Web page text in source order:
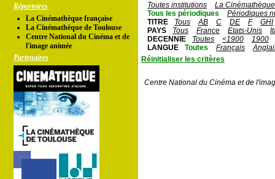
Répertoires
La Cinémathèque française
La Cinémathèque de Toulouse
Centre National du Cinéma et de
l'image animée
Partenaires
Toutes institutions
La
Tous les périodiques
Périodiques
TITRE
Tous AB C DE F
GHI
PAYS
Tous France Etats-Unis
DECENNIE
Toutes <1900
1900
LANGUE
Toutes Français
Réinitialiser les critères
Centre National du Cinéma et de